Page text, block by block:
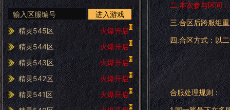
进入游戏
精灵545区
火爆开启H
精灵544区 火爆开启H
精灵543区 火爆开启H
精灵542区 火爆开启H
精灵541区 火爆开启H
H
二.本次参与区间
三.合区后跨服组
四.合区方式：以
合服处理规则：